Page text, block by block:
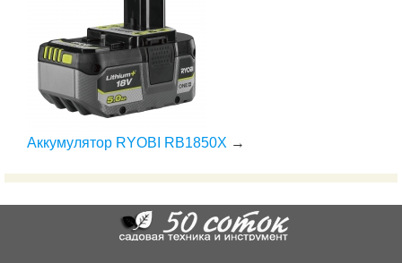
Аккумулятор RYOBI RB1850X →